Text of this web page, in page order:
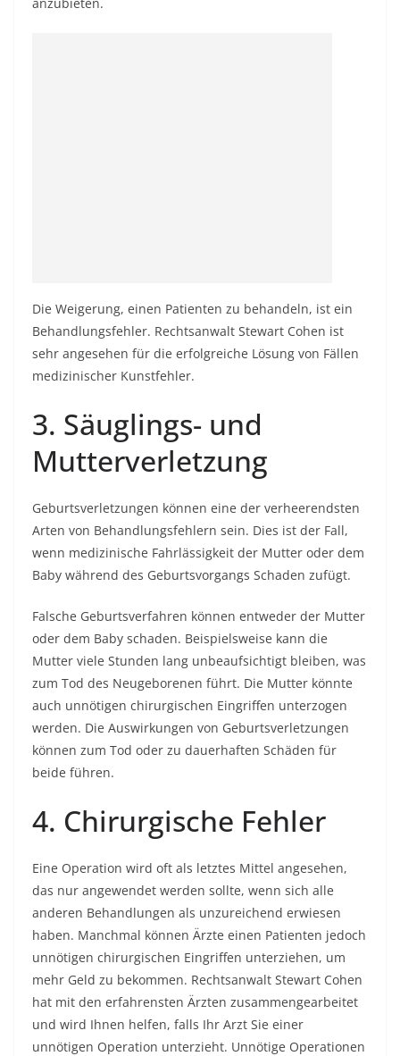
Die Weigerung, einen Patienten zu behandeln, ist ein
Behandlungsfehler. Rechtsanwalt Stewart Cohen ist
sehr angesehen für die erfolgreiche Lösung von Fällen
medizinischer Kunstfehler.
3. Säuglings- und
Mutterverletzung
Geburtsverletzungen können eine der verheerendsten
Arten von Behandlungsfehlern sein. Dies ist der Fall,
wenn medizinische Fahrlässigkeit der Mutter oder dem
Baby während des Geburtsvorgangs Schaden zufügt.
Falsche Geburtsverfahren können entweder der Mutter
oder dem Baby schaden. Beispielsweise kann die
Mutter viele Stunden lang unbeaufsichtigt bleiben, was
zum Tod des Neugeborenen führt. Die Mutter könnte
auch unnötigen chirurgischen Eingriffen unterzogen
werden. Die Auswirkungen von Geburtsverletzungen
können zum Tod oder zu dauerhaften Schäden für
beide führen.
4. Chirurgische Fehler
Eine Operation wird oft als letztes Mittel angesehen,
das nur angewendet werden sollte, wenn sich alle
anderen Behandlungen als unzureichend erwiesen
haben. Manchmal können Ärzte einen Patienten jedoch
unnötigen chirurgischen Eingriffen unterziehen, um
mehr Geld zu bekommen. Rechtsanwalt Stewart Cohen
hat mit den erfahrensten Ärzten zusammengearbeitet
und wird Ihnen helfen, falls Ihr Arzt Sie einer
unnötigen Operation unterzieht. Unnötige Operationen